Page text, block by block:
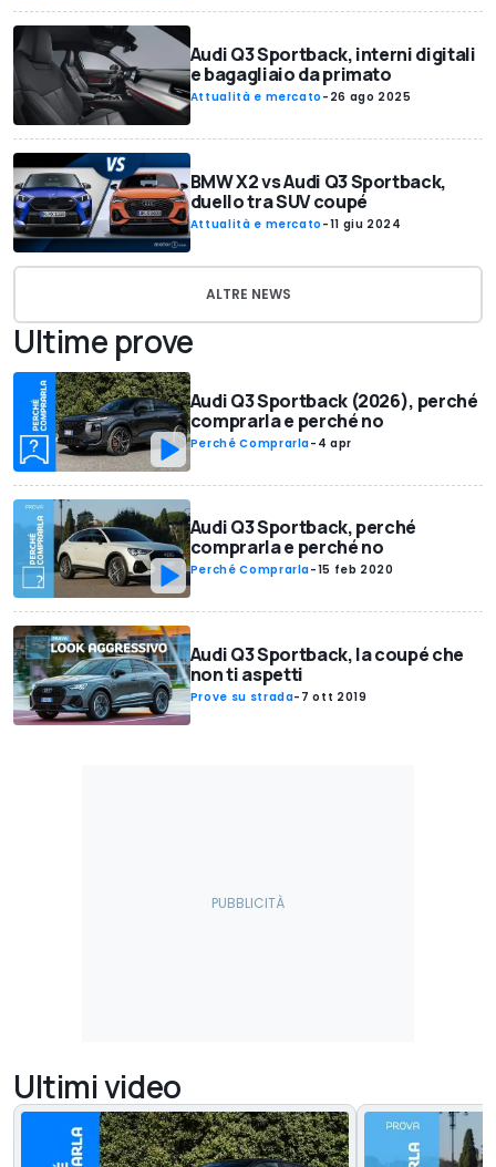
Audi Q3 Sportback, interni digitali
e bagagliaio da primato
Attualità e mercato - 26 ago 2025
BMW X2 vs Audi Q3 Sportback,
duello tra SUV coupé
Attualità e mercato -11 giu 2024
ALTRE NEWS
Ultime prove
Audi Q3 Sportback (2026), perché
comprarla e perché no
Perché Comprarla- 4 apr
Audi Q3 Sportback, perché
comprarla e perché no
Perché Comprarla-15 feb 2020
Audi Q3 Sportback, la coupé che
non ti aspetti
Prove su strada- 7 ott 2019
Ultimi video